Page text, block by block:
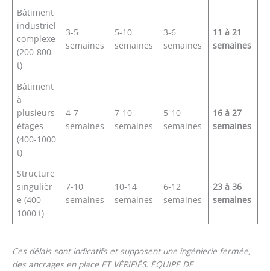
Bâtiment
industriel
complexe
(200-800
t)
3-5
semaines
5-10
semaines
3-6
semaines
11 à 21
semaines
Bâtiment
à
plusieurs
étages
(400-1000
t)
4-7
semaines
7-10
semaines
5-10
semaines
16 à 27
semaines
Structure
singulièr
e (400-
1000 t)
7-10
semaines
10-14
semaines
6-12
semaines
23 à 36
semaines
Ces délais sont indicatifs et supposent une ingénierie fermée,
des ancrages en place ET VÉRIFIÉS. ÉQUIPE DE